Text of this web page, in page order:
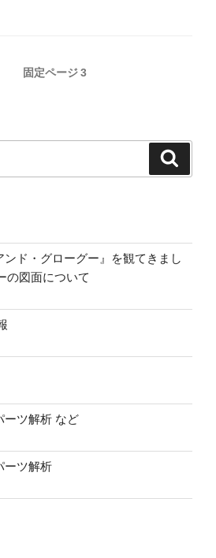
固定ページ3
ンド・グローグー』を観てきまし
の図面について
ーツ解析 など
ーツ解析